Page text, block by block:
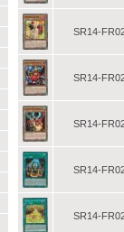
SR14-
SR14-
SR14-
SR14-
SR14-